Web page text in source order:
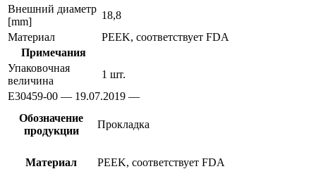
Внешний диаметр
[mm]
18,8
Материал
PEEK, соответствует FDA
Примечания
Упаковочная
величина
1 шт.
E30459-00 — 19.07.2019 —
Обозначение
продукции
Прокладка
Материал PEEK, соответствует FDA